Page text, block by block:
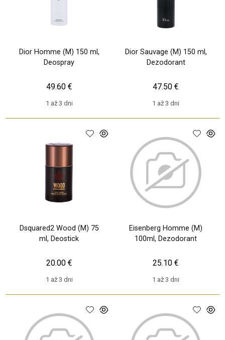
Dior Homme (M) 150 ml,
Deospray
1 až 3 dni
49.60 €
Dior Sauvage (M) 150 ml,
Dezodorant
1 až 3 dni
47.50 €
Dsquared2 Wood (M) 75
ml, Deostick
1 až 3 dni
20.00 €
Eisenberg Homme (M)
100ml, Dezodorant
1 až 3 dni
25.10 €